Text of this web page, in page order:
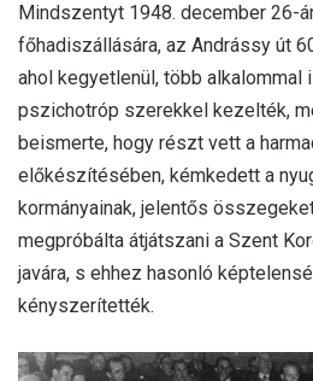
Mindszentyt 1948. december 26-
főhadiszállására, az Andrássy út
ahol kegyetlenül, több alkalommal
pszichotróp szerekkel kezelték,
beismerte, hogy részt vett a
előkészítésében, kémkedett a
kormányainak, jelentős
megpróbálta átjátszani a Szent
javára, s ehhez hasonló
kényszerítették.